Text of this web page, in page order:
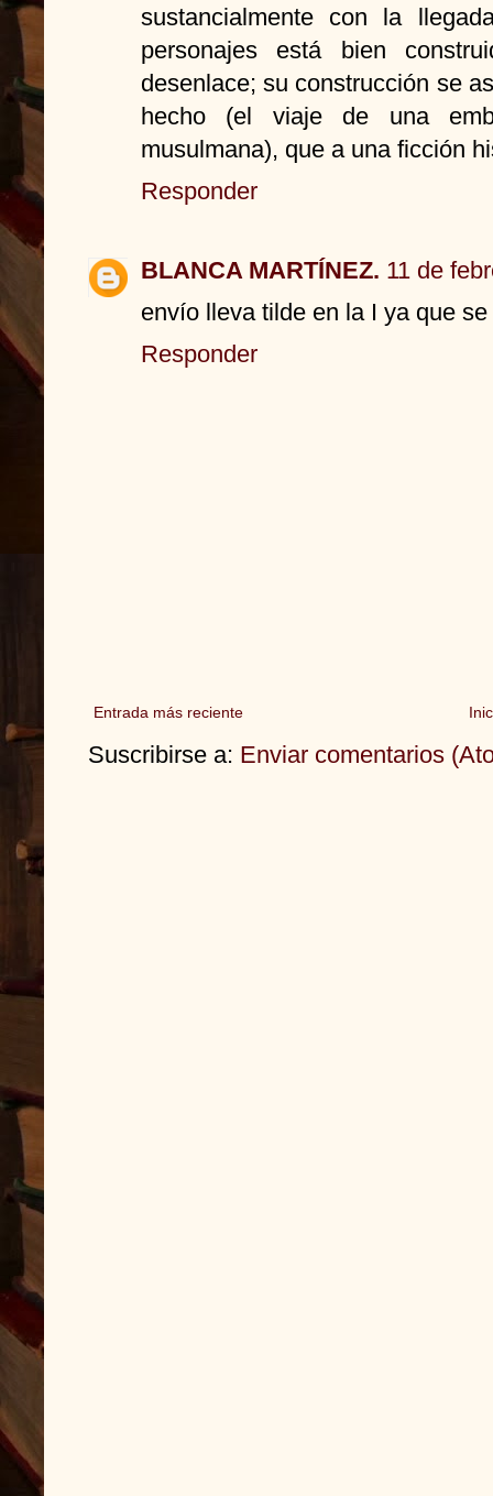
sustancialmente con la
personajes está bien
desenlace; su construcción se
hecho (el viaje de una
musulmana), que a una ficción
Responder
BLANCA MARTÍNEZ. 11 de
envío lleva tilde en la I ya que
Responder
Entrada más reciente
Suscribirse a: Enviar comentarios